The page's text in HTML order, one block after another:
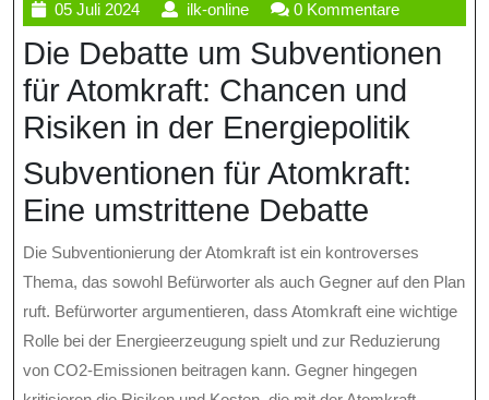
05 Juli 202405
Juli
2024
ilk-onlineilk-
online
0 Kommentare
Die Debatte um Subventionen
für Atomkraft: Chancen und
Risiken in der Energiepolitik
Subventionen für Atomkraft:
Eine umstrittene Debatte
Die Subventionierung der Atomkraft ist ein kontroverses
Thema, das sowohl Befürworter als auch Gegner auf den Plan
ruft. Befürworter argumentieren, dass Atomkraft eine wichtige
Rolle bei der Energieerzeugung spielt und zur Reduzierung
von CO2-Emissionen beitragen kann. Gegner hingegen